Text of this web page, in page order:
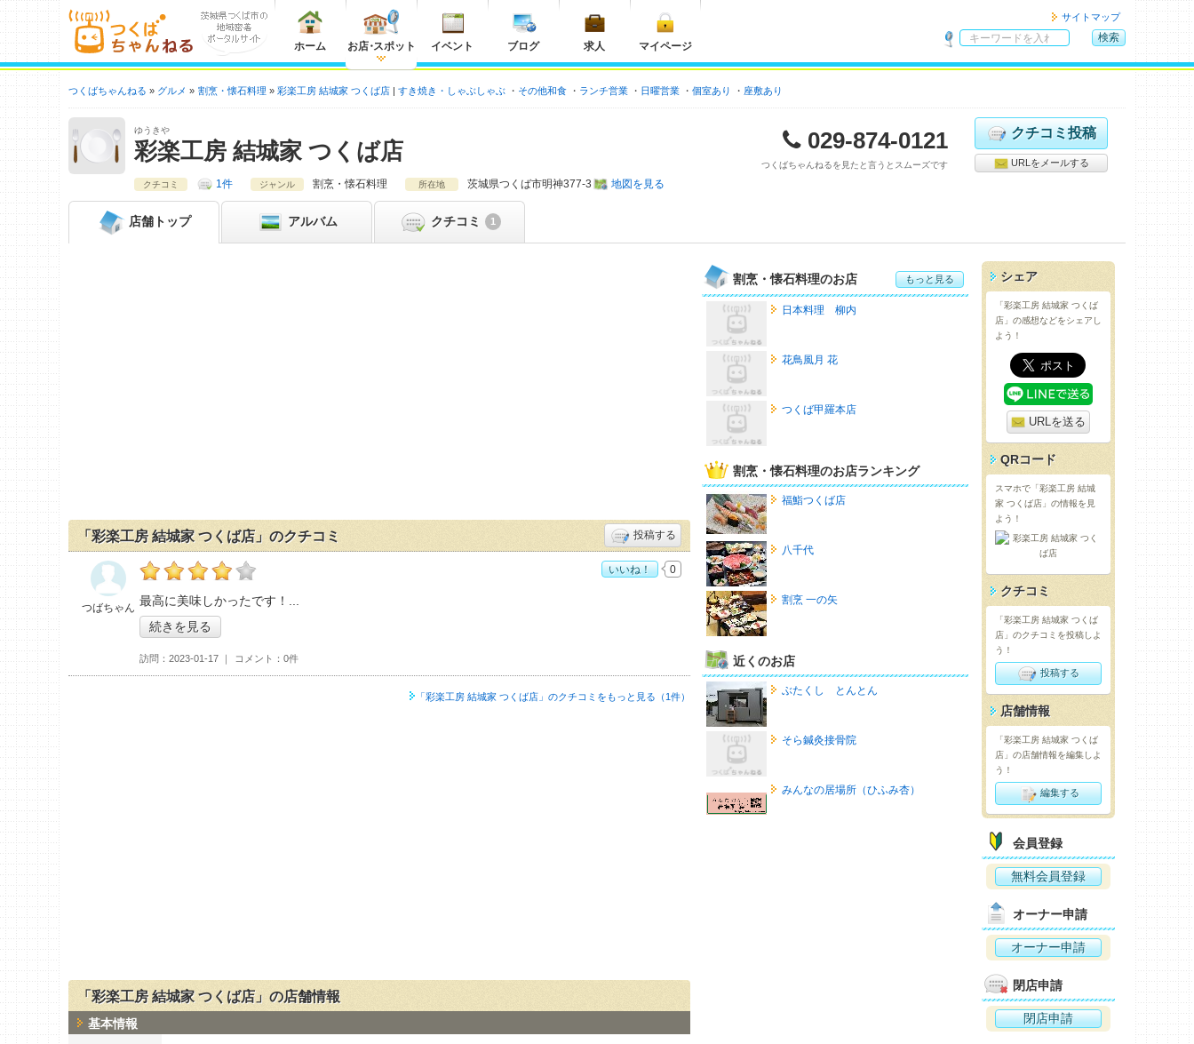
ホーム お店・スポット イベント ブログ 求人 マイページ
サイトマップ
内
索
検索
つくばちゃんねる グルメ 割烹・懐石料理 彩楽工房 結城家 つくば店 すき焼き・しゃぶしゃぶ その他和食 ランチ営業 日曜営業 個室あり 座敷あり
ゆうきや
彩楽工房 結城家 つくば店 029-874-0121
つくばちゃんねるを見たと言うとスムーズです
クチコミ投稿
URLをメールする
クチコミ 1件 ジャンル 割烹・懐石料理 所在地 茨城県つくば市明神377-3 地図を見る
店舗 トップ アルバム クチコミ 1
「彩楽工房 結城家 つくば店」のクチコミ 投稿する
の「彩楽工房 結城家 つくば店」おすすめ度：
最高に美味しかったです！
続きを見る
訪問 2023-01-17 コメント 0件
つばちゃん
いいね！ 0
「彩楽工房 結城家 つくば店」のクチコミをもっと見る（1件）
「彩楽工房 結城家 つくば店」の店舗情報
基本情報
割烹・懐石料理のお店 もっと見る
日本料理 柳内
花鳥風月 花
つくば甲羅本店
割烹・懐石料理のお店ランキング
福鮨つくば店
八千代
割烹 一の矢
近くのお店
ぶたくし とんとん
そら鍼灸接骨院
みんなの居場所（ひふみ杏）
シェア
「彩楽工房 結城家 つくば
店」の感想などをシェアし
よう！
URLを送る
QRコード
スマホで「彩楽工房 結城
家 つくば店」の情報を見
よう！
クチコミ
「彩楽工房 結城家 つくば
店」のクチコミを投稿しよ
う！
投稿する
店舗情報
「彩楽工房 結城家 つくば
店」の店舗情報を編集しよ
う！
編集する
会員登録
無料会員登録
オーナー申請
オーナー申請
閉店申請
閉店申請